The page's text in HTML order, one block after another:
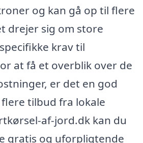
og kan gå op til flere
drejer sig om store
krav til
at få et overblik over de
er det en god
tilbud fra lokale
af-jord.dk kan du
gratis og uforpligtende